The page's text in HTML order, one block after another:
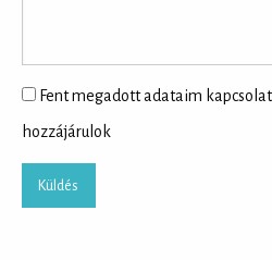
Fent megadott adataim
hozzájárulok